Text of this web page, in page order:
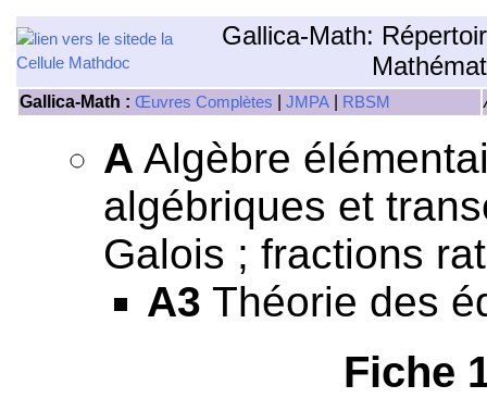
Gallica-Math:
Gallica-Math : Œuvres Complètes JMPA RBSM
A Algèbre
algébriques et
Galois ; fractions
A3 Théorie des
Fiche